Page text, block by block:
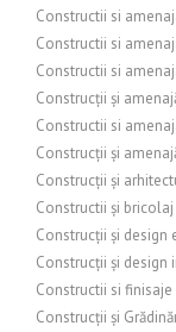
Constructii si
Constructii si
Constructii si
Construcții și
Constructii si
Construcții și
Construcții și
Constructii și bricolaj
Construcții și design
Construcții și design
Constructii si finisaje
Construcții și